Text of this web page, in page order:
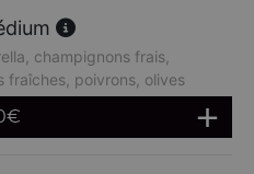
champignons frais,
fraîches, poivrons, olives
€